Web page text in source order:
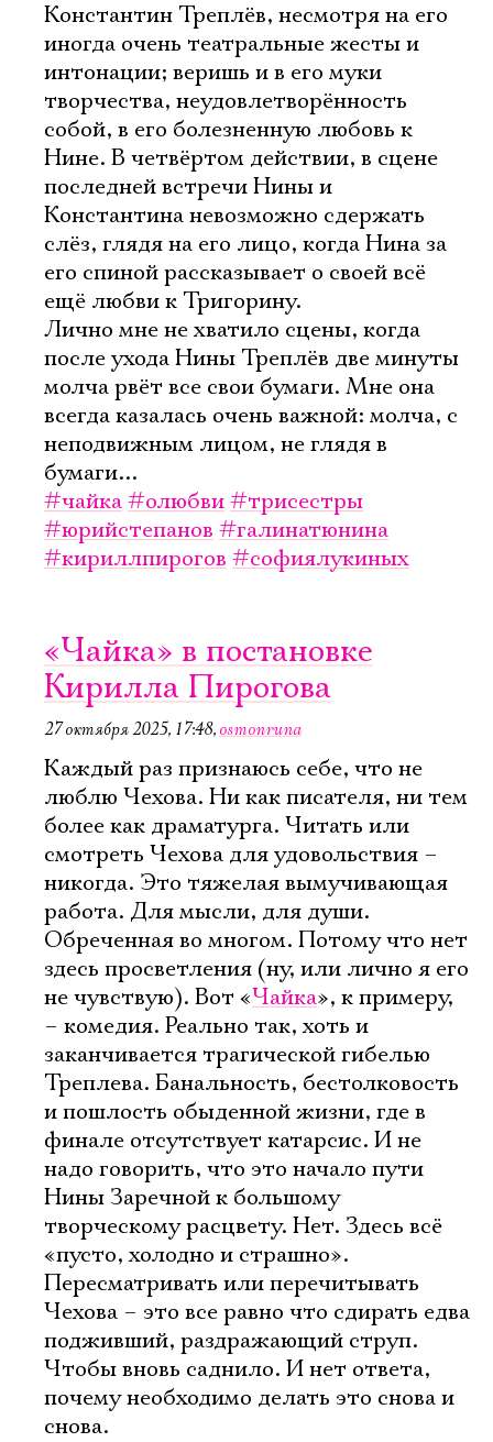
Константин Треплëв, несмотря на его
иногда очень театральные жесты и
интонации; веришь и в его муки
творчества, неудовлетворëнность
собой, в его болезненную любовь к
Нине. В четвëртом действии, в сцене
последней встречи Нины и
Константина невозможно сдержать
слëз, глядя на его лицо, когда Нина за
его спиной рассказывает о своей всë
ещë любви к Тригорину.
Лично мне не хватило сцены, когда
после ухода Нины Треплëв две минуты
молча рвëт все свои бумаги. Мне она
всегда казалась очень важной: молча, с
неподвижным лицом, не глядя в
бумаги...
#чайка#олюбви#трисестры
#юрийстепанов #галинатюнина
#кириллпирогов #софиялукиных
«Чайка» в постановке
Кирилла Пирогова
27 октября 2025, 17:48, osmonruna
Каждый раз признаюсь себе, что не
люблю Чехова. Ни как писателя, ни тем
более как драматурга. Читать или
смотреть Чехова для удовольствия –
никогда. Это тяжелая вымучивающая
работа. Для мысли, для души.
Обреченная во многом. Потому что нет
здесь просветления (ну, или лично я его
не чувствую). Вот «Чайка», к примеру,
– комедия. Реально так, хоть и
заканчивается трагической гибелью
Треплева. Банальность, бестолковость
и пошлость обыденной жизни, где в
финале отсутствует катарсис. И не
надо говорить, что это начало пути
Нины Заречной к большому
творческому расцвету. Нет. Здесь всё
«пусто, холодно и страшно».
Пересматривать или перечитывать
Чехова – это все равно что сдирать едва
подживший, раздражающий струп.
Чтобы вновь саднило. И нет ответа,
почему необходимо делать это снова и
снова.